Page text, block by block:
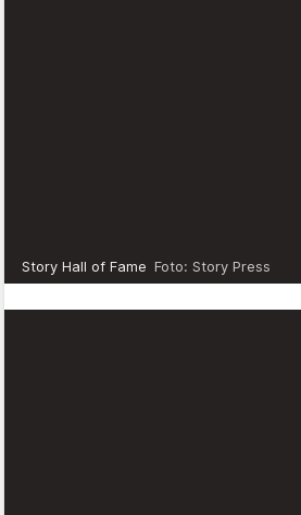
Story Hall of Fame Foto: Story Press